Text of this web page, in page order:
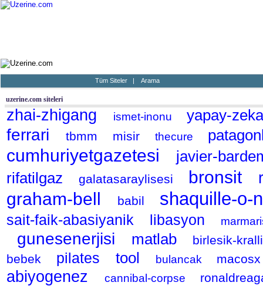
Tüm Siteler | Arama
uzerine.com siteleri
zhai-zhigang ismet-inonu yapay-
ferrari tbmm misir thecure
cumhuriyetgazetesi javier-
rifatilgaz galatasaraylisesi bronsit
graham-bell babil shaquille-o-
sait-faik-abasiyanik libasyon
gunesenerjisi matlab
birlesik-
bebek
pilates tool bulancak
abiyogenez cannibal-corpse